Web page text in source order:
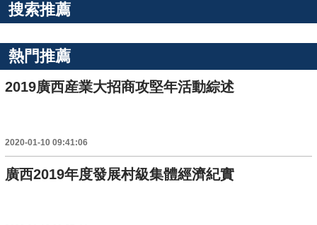
搜索推薦
熱門推薦
2019廣西産業大招商攻堅年活動綜述
2020-01-10 09:41:06
廣西2019年度發展村級集體經濟紀實